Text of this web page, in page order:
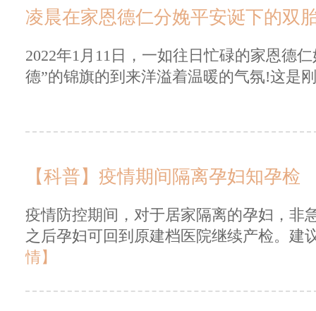
凌晨在家恩德仁分娩平安诞下的双
2022年1月11日，一如往日忙碌的家恩德
德”的锦旗的到来洋溢着温暖的气氛!这是
【科普】疫情期间隔离孕妇知孕检
疫情防控期间，对于居家隔离的孕妇，非
之后孕妇可回到原建档医院继续产检。建
情】